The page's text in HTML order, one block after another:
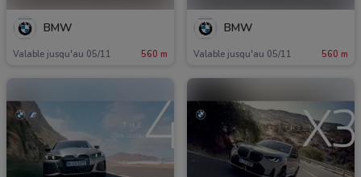
BMW
Valable jusqu'au 05/11 560 m
BMW
Valable jusqu'au 05/11 560 m